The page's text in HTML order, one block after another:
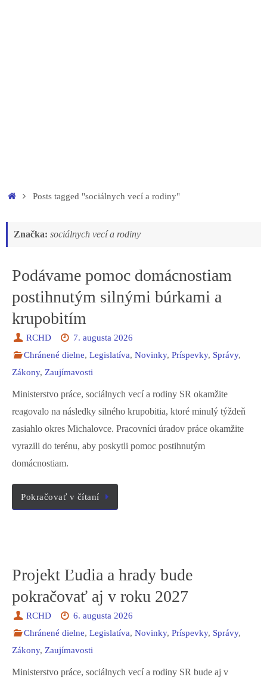
HomePosts tagged "sociálnych vecí a rodiny"
Značka: sociálnych vecí a rodiny
Podávame pomoc domácnostiam
postihnutým silnými búrkami a
krupobitím
RCHD
7. augusta 2026
Chránené dielne,Legislatíva,Novinky,Príspevky, Správy,
Zákony, Zaujímavosti
Ministerstvo práce, sociálnych vecí a rodiny SR okamžite
reagovalo na následky silného krupobitia, ktoré minulý týždeň
zasiahlo okres Michalovce. Pracovníci úradov práce okamžite
vyrazili do terénu, aby poskytli pomoc postihnutým
domácnostiam.
Pokračovať v čítaní
Projekt Ľudia a hrady bude
pokračovať aj v roku 2027
RCHD
6. augusta 2026
Chránené dielne,Legislatíva,Novinky,Príspevky, Správy,
Zákony, Zaujímavosti
Ministerstvo práce, sociálnych vecí a rodiny SR bude aj v